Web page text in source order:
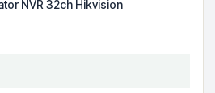
NVR 32ch Hikvision